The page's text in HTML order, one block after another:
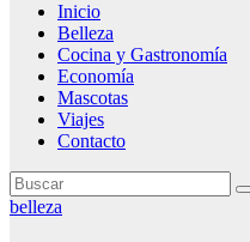
Inicio
Belleza
Cocina y Gastronomía
Economía
Mascotas
Viajes
Contacto
belleza